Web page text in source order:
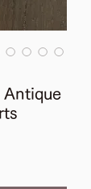
Antique